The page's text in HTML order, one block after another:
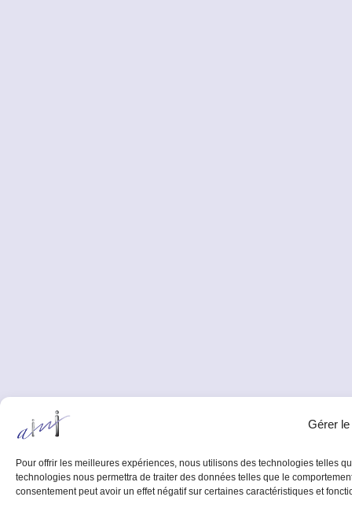
Gérer
Pour offrir les meilleures expériences, nous utilisons des technologies telles
technologies nous permettra de traiter des données telles que le
consentement peut avoir un effet négatif sur certaines caractéristiques et